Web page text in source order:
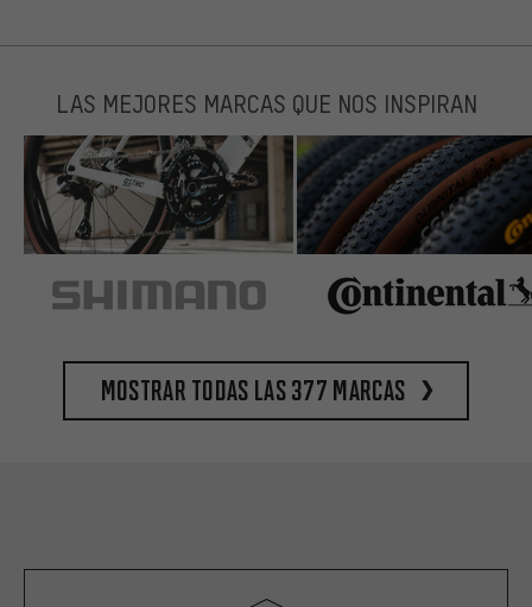
LAS MEJORES MARCAS QUE NOS INSPIRAN
Mostrar todas las 377 marcas